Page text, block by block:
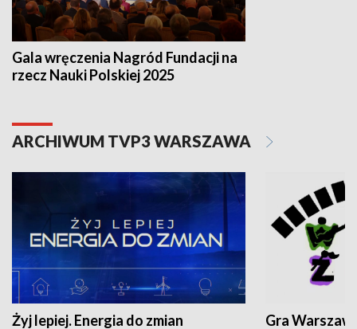
Gala wręczenia Nagród Fundacji na
rzecz Nauki Polskiej 2025
ARCHIWUM TVP3 WARSZAWA
Żyj lepiej. Energia do zmian Gra